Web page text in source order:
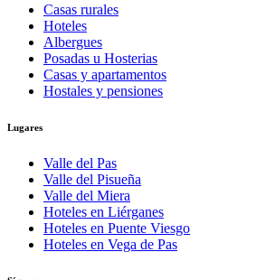
Casas rurales
Hoteles
Albergues
Posadas u Hosterias
Casas y apartamentos
Hostales y pensiones
Lugares
Valle del Pas
Valle del Pisueña
Valle del Miera
Hoteles en Liérganes
Hoteles en Puente Viesgo
Hoteles en Vega de Pas